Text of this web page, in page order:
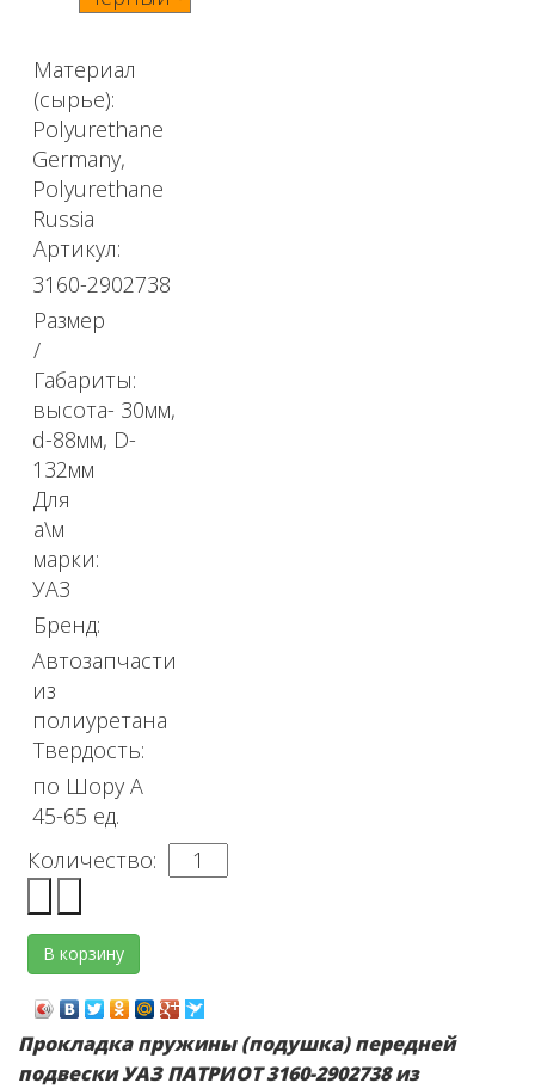
Материал
(сырье):
Polyurethane
Germany,
Polyurethane
Russia
Артикул:
3160-2902738
Размер
/
Габариты:
высота- 30мм,
d-88мм, D-
132мм
Для
а\м
марки:
УАЗ
Бренд:
Автозапчасти
из
полиуретана
Твердость:
по Шору А
45-65 ед.
Количество:
Прокладка пружины (подушка) передней
подвески УАЗ ПАТРИОТ 3160-2902738 из